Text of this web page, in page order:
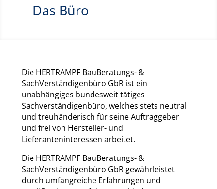
Das Büro
Die HERTRAMPF BauBeratungs- &
SachVerständigenbüro GbR ist ein
unabhängiges bundesweit tätiges
Sachverständigenbüro, welches stets neutral
und treuhänderisch für seine Auftraggeber
und frei von Hersteller- und
Lieferanteninteressen arbeitet.
Die HERTRAMPF BauBeratungs- &
SachVerständigenbüro GbR gewährleistet
durch umfangreiche Erfahrungen und